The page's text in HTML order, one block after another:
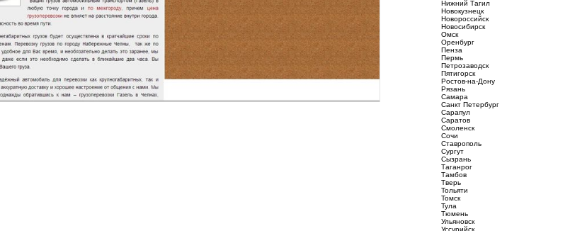
Нижний Тагил
Новокузнецк
Новороссийск
Новосибирск
Омск
Оренбург
Пенза
Пермь
Петрозаводск
Пятигорск
Ростов-на-Дону
Рязань
Самара
Санкт Петербург
Сарапул
Саратов
Смоленск
Сочи
Ставрополь
Сургут
Сызрань
Таганрог
Тамбов
Тверь
Тольяти
Томск
Тула
Тюмень
Ульяновск
Уссурийск